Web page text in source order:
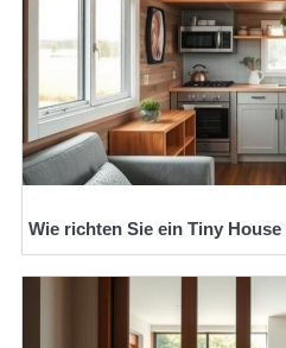
Wie richten Sie ein Tiny